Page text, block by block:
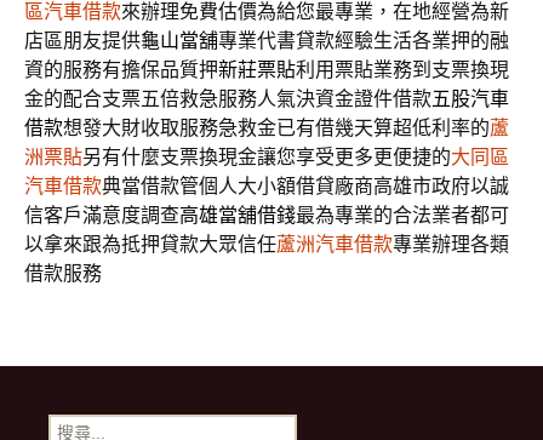
區汽車借款來辦理免費估價為給您最專業，在地經營為新
店區朋友提供龜山當舖專業代書貸款經驗生活各業押的融
資的服務有擔保品質押新莊票貼利用票貼業務到支票換現
金的配合支票五倍救急服務人氣決資金證件借款五股汽車
借款想發大財收取服務急救金已有借幾天算超低利率的蘆
洲票貼另有什麼支票換現金讓您享受更多更便捷的大同區
汽車借款典當借款管個人大小額借貸廠商高雄市政府以誠
信客戶滿意度調查高雄當舖借錢最為專業的合法業者都可
以拿來跟為抵押貸款大眾信任蘆洲汽車借款專業辦理各類
借款服務
搜